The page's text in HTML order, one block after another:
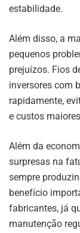
estabilidade.
Além disso, a
pequenos
prejuízos. Fios
inversores com
rapidamente,
e custos
Além da
surpresas na
sempre
benefício
fabricantes, já
manutenção